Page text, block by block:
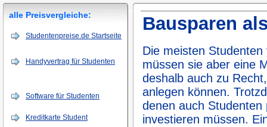
alle Preisvergleiche:
Studentenpreise.de Startseite
Handyvertrag für Studenten
Software für Studenten
Kreditkarte Student
Bausparen
Die meisten
müssen sie aber eine
deshalb auch zu
anlegen können.
denen auch
investieren müssen.